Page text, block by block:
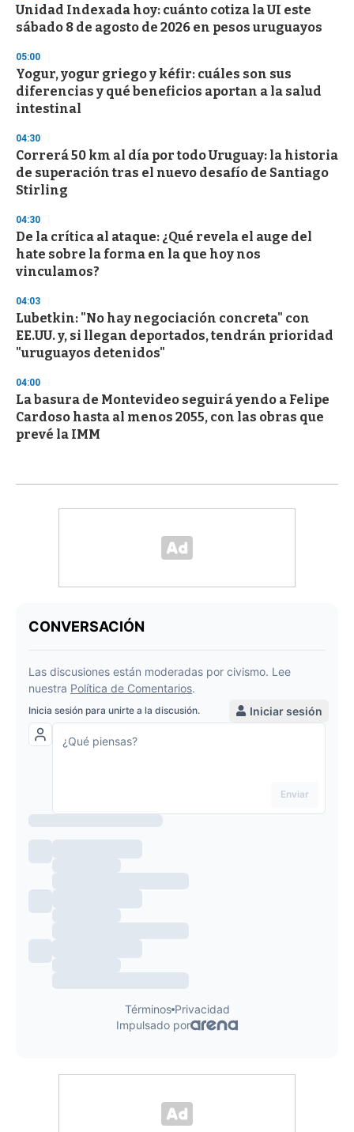
Unidad Indexada hoy: cuánto cotiza la UI este
sábado 8 de agosto de 2026 en pesos uruguayos
05:00
Yogur, yogur griego y kéfir: cuáles son sus
diferencias y qué beneficios aportan a la salud
intestinal
04:30
Correrá 50 km al día por todo Uruguay: la historia
de superación tras el nuevo desafío de Santiago
Stirling
04:30
De la crítica al ataque: ¿Qué revela el auge del
hate sobre la forma en la que hoy nos
vinculamos?
04:03
Lubetkin: "No hay negociación concreta" con
EE.UU. y, si llegan deportados, tendrán prioridad
"uruguayos detenidos"
04:00
La basura de Montevideo seguirá yendo a Felipe
Cardoso hasta al menos 2055, con las obras que
prevé la IMM